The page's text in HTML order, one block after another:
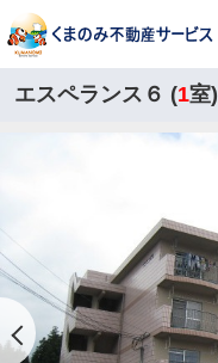
エスペランス６ (1室)